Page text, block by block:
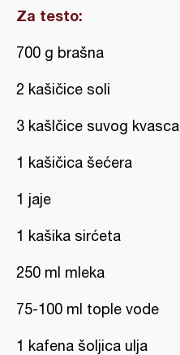
Za testo:
700 g brašna
2 kašičice soli
3 kašIčice suvog kvasca
1 kašičica šećera
1 jaje
1 kašika sirćeta
250 ml mleka
75-100 ml tople vode
1 kafena šoljica ulja